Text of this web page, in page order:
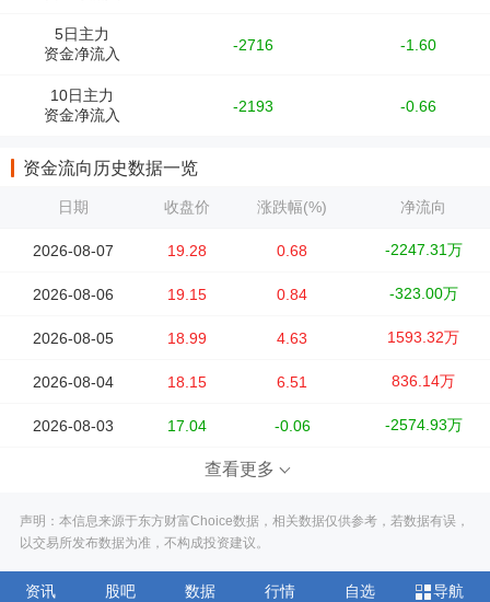
5日主力
资金净流入
-2716 -1.60
10日主力
资金净流入
-2193 -0.66
资金流向历史数据一览
日期 收盘价 涨跌幅(%) 净流向
2026-08-07 19.28 0.68 -2247.31万
2026-08-06 19.15 0.84 -323.00万
2026-08-05 18.99 4.63 1593.32万
2026-08-04 18.15 6.51 836.14万
2026-08-03 17.04 -0.06 -2574.93万
查看更多
声明：本信息来源于东方财富Choice数据，相关数据仅供参考，若数据有误，
以交易所发布数据为准，不构成投资建议。
资讯 股吧 数据 行情 自选 导航